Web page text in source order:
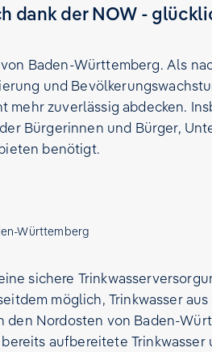
dank der NOW -
Baden-Württemberg. Als
und
zuverlässig abdecken.
Bürgerinnen und Bürger,
benötigt.
Württemberg
sichere
möglich, Trinkwasser
Nordosten von Baden-
aufbereitete Trinkwasser